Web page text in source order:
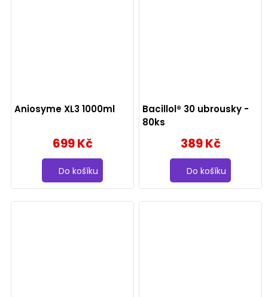
Aniosyme XL3 1000ml
699 Kč
Do košíku
Bacillol® 30 ubrousky -
80ks
389 Kč
Do košíku